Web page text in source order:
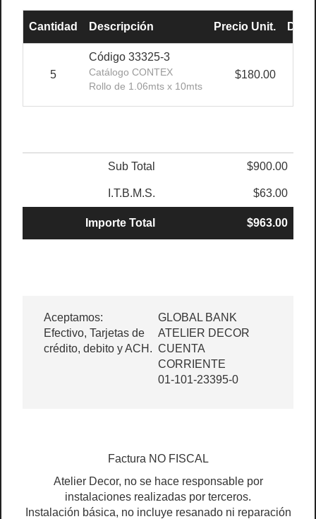
Cantidad Descripción Precio Unit.
5
Código 33325-3
Catálogo CONTEX
Rollo de 1.06mts x 10mts
$180.00
Sub Total $900.00
I.T.B.M.S. $63.00
Importe Total $963.00
Aceptamos:
Efectivo, Tarjetas de
crédito, debito y ACH.
GLOBAL BANK
ATELIER DECOR
CUENTA
CORRIENTE
01-101-23395-0
Factura NO FISCAL
Atelier Decor, no se hace responsable por
instalaciones realizadas por terceros.
Instalación básica, no incluye resanado ni reparación